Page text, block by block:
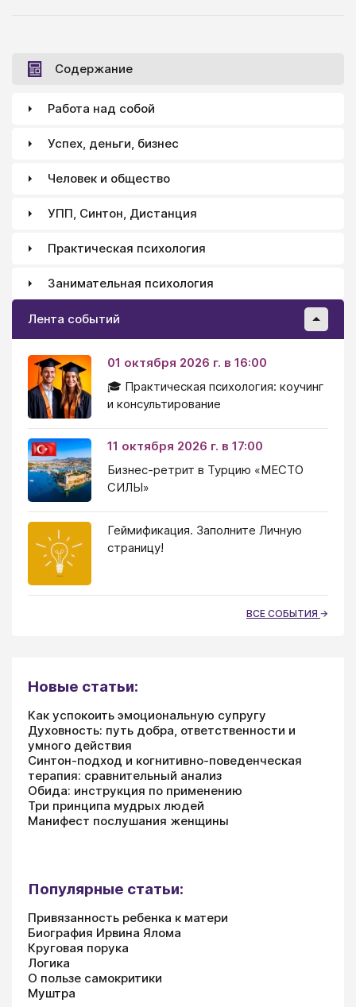
Содержание
Работа над собой
Успех, деньги, бизнес
Человек и общество
УПП, Синтон, Дистанция
Практическая психология
Занимательная психология
Лента событий
01 октября 2026 г. в 16:00
🎓 Практическая психология: коучинг
и консультирование
11 октября 2026 г. в 17:00
Бизнес-ретрит в Турцию «МЕСТО
СИЛЫ»
Геймификация. Заполните Личную
страницу!
ВСЕ СОБЫТИЯ
Новые статьи:
Как успокоить эмоциональную супругу
Духовность: путь добра, ответственности и
умного действия
Синтон-подход и когнитивно-поведенческая
терапия: сравнительный анализ
Обида: инструкция по применению
Три принципа мудрых людей
Манифест послушания женщины
Популярные статьи:
Привязанность ребенка к матери
Биография Ирвина Ялома
Круговая порука
Логика
О пользе самокритики
Муштра